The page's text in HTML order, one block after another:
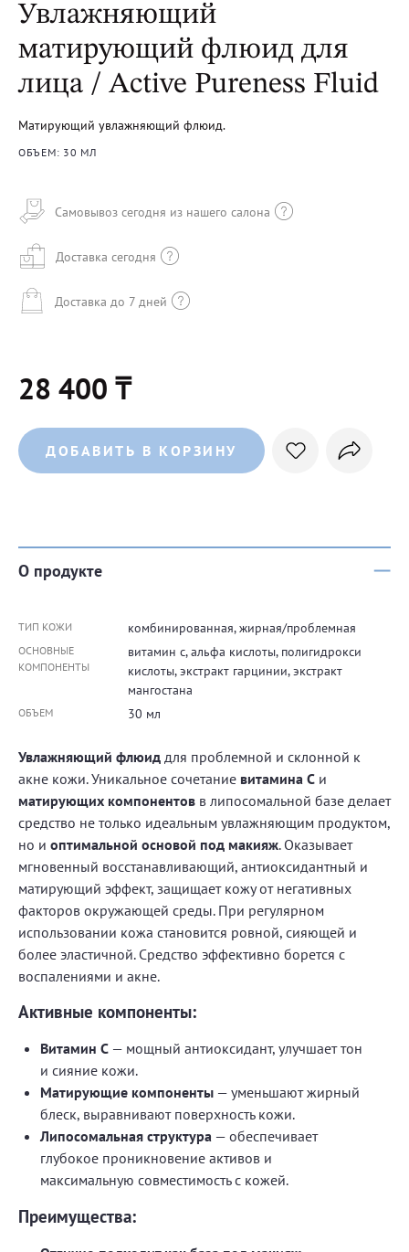
Увлажняющий
матирующий флюид для
лица / Active Pureness Fluid
Матирующий увлажняющий флюид.
ОБЪЕМ: 30 МЛ
Самовывоз сегодня из нашего салона
Доставка сегодня
Доставка до 7 дней
28 400 ₸
ДОБАВИТЬ В КОРЗИНУ
О продукте
ТИП КОЖИ комбинированная, жирная/проблемная
ОСНОВНЫЕ
КОМПОНЕНТЫ
витамин с, альфа кислоты, полигидрокси
кислоты, экстракт гарцинии, экстракт
мангостана
ОБЪЕМ 30 мл
Увлажняющий флюид для проблемной и склонной к
акне кожи. Уникальное сочетание витамина С и
матирующих компонентов в липосомальной базе делает
средство не только идеальным увлажняющим продуктом,
но и оптимальной основой под макияж. Оказывает
мгновенный восстанавливающий, антиоксидантный и
матирующий эффект, защищает кожу от негативных
факторов окружающей среды. При регулярном
использовании кожа становится ровной, сияющей и
более эластичной. Средство эффективно борется с
воспалениями и акне.
Активные компоненты:
Витамин С — мощный антиоксидант, улучшает тон
и сияние кожи.
Матирующие компоненты — уменьшают жирный
блеск, выравнивают поверхность кожи.
Липосомальная структура — обеспечивает
глубокое проникновение активов и
максимальную совместимость с кожей.
Преимущества: